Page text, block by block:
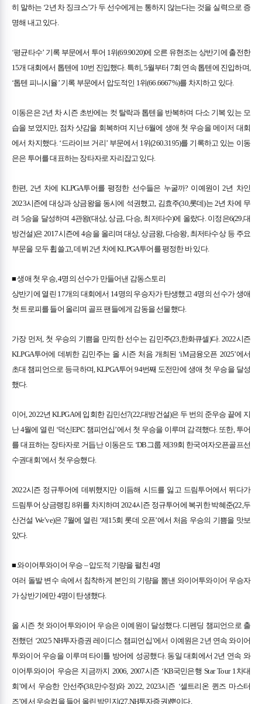
히 말하는 ‘2년 차 징크스’가 두 선수에게는 통하지 않는다는 것을 실력으로 증
명해 내고 있다.
‘평균타수’ 기록 부문에서 투어 1위(69.9020)에 오른 유현조는 상반기에 출전한
15개 대회에서 톱텐에 10번 진입했다. 특히, 5월부터 7회 연속 톱텐에 진입하며,
‘톱텐 피니시율’ 기록 부문에서 압도적인 1위(66.6667%)를 차지하고 있다.
이동은은 2년 차 시즌 초반에는 컷 탈락과 톱텐을 반복하며 다소 기복 있는 모
습을 보였지만, 점차 샷감을 회복하며 지난 6월에 생애 첫 우승을 메이저 대회
에서 차지했다. ‘드라이브 거리’ 부문에서 1위(260.3195)를 기록하고 있는 이동
은은 투어를 대표하는 장타자로 자리잡고 있다.
한편, 2년 차에 KLPGA투어를 평정한 선수들은 누굴까? 이예원이 2년 차인
2023시즌에 대상과 상금왕을 동시에 석권했고, 김효주(30,롯데)는 2년 차에 무
려 5승을 달성하며 4관왕(대상, 상금, 다승, 최저타수)에 올랐다. 이정은6(29,대
방건설)은 2017시즌에 4승을 올리며 대상, 상금왕, 다승왕, 최저타수상 등 주요
부문을 모두 휩쓸고, 데뷔 2년 차에 KLPGA투어를 평정한 바 있다.
■ 생애 첫 우승, 4명의 선수가 만들어낸 감동스토리
상반기에 열린 17개의 대회에서 14명의 우승자가 탄생했고 4명의 선수가 생애
첫 트로피를 들어 올리며 골프 팬들에게 감동을 선물했다.
가장 먼저, 첫 우승의 기쁨을 만끽한 선수는 김민주(23,한화큐셀)다. 2022시즌
KLPGA투어에 데뷔한 김민주는 올 시즌 처음 개최된 ‘iM금융오픈 2025’에서
초대 챔피언으로 등극하며, KLPGA투어 94번째 도전만에 생애 첫 우승을 달성
했다.
이어, 2022년 KLPGA에 입회한 김민선7(22,대방건설)은 두 번의 준우승 끝에 지
난 4월에 열린 ‘덕신EPC 챔피언십’에서 첫 우승을 이루며 감격했다. 또한, 투어
를 대표하는 장타자로 거듭난 이동은도 ‘DB그룹 제39회 한국여자오픈골프선
수권대회’에서 첫 우승했다.
2022시즌 정규투어에 데뷔했지만 이듬해 시드를 잃고 드림투어에서 뛰다가
드림투어 상금랭킹 8위를 차지하며 2024시즌 정규투어에 복귀한 박혜준(22,두
산건설 We’ve)은 7월에 열린 ‘제15회 롯데 오픈’에서 처음 우승의 기쁨을 맛보
았다.
■ 와이어투와이어 우승 – 압도적 기량을 펼친 4명
여러 돌발 변수 속에서 침착하게 본인의 기량을 뽐낸 와이어투와이어 우승자
가 상반기에만 4명이 탄생했다.
올 시즌 첫 와이어투와이어 우승은 이예원이 달성했다. 디펜딩 챔피언으로 출
전했던 ‘2025 NH투자증권 레이디스 챔피언십’에서 이예원은 2년 연속 와이어
투와이어 우승을 이루며 타이틀 방어에 성공했다. 동일 대회에서 2년 연속 와
이어투와이어 우승은 지금까지 2006, 2007시즌 ‘KB국민은행 Star Tour 1차대
회’에서 우승한 안선주(38,만수정)와 2022, 2023시즌 ‘셀트리온 퀸즈 마스터
즈’에서 우승컵을 들어 올린 박민지(27,NH투자증권)뿐이다.